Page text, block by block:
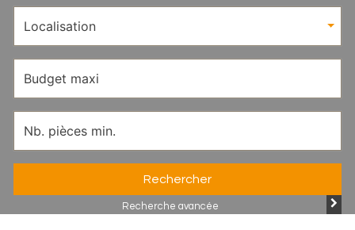
Localisation
Rechercher
Recherche avancée